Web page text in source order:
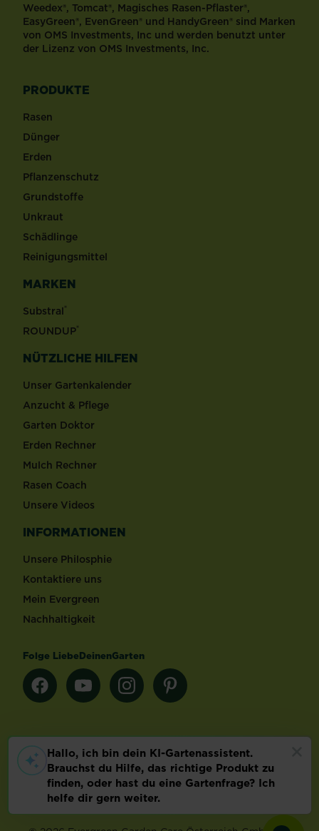
Weedex®, Tomcat®, Magisches Rasen-Pflaster®,
EasyGreen®, EvenGreen® und HandyGreen® sind Marken
von OMS Investments, Inc und werden benutzt unter
der Lizenz von OMS Investments, Inc.
PRODUKTE
Rasen
Dünger
Erden
Pflanzenschutz
Grundstoffe
Unkraut
Schädlinge
Reinigungsmittel
MARKEN
Substral®
ROUNDUP®
NÜTZLICHE HILFEN
Unser Gartenkalender
Anzucht & Pflege
Garten Doktor
Erden Rechner
Mulch Rechner
Rasen Coach
Unsere Videos
INFORMATIONEN
Unsere Philosphie
Kontaktiere uns
Mein Evergreen
Nachhaltigkeit
Folge LiebeDeinenGarten
Länderauswahl
Footer
Impressum & AGB